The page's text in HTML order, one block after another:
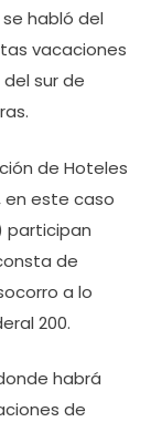
habló del
vacaciones
sur de
de Hoteles
en este caso
participan
de
a lo
200.
habrá
de